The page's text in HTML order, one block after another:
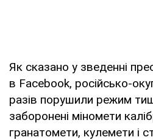
Як сказано у зведенні
в Facebook, російсько-
разів порушили режим
заборонені міномети
гранатомети, кулемети і